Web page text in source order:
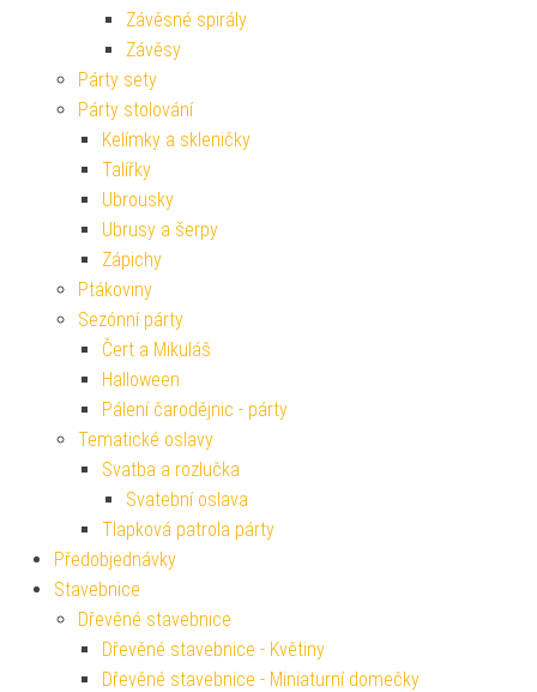
Závěsné spirály
Závěsy
Párty sety
Párty stolování
Kelímky a skleničky
Talířky
Ubrousky
Ubrusy a šerpy
Zápichy
Ptákoviny
Sezónní párty
Čert a Mikuláš
Halloween
Pálení čarodějnic - párty
Tematické oslavy
Svatba a rozlučka
Svatební oslava
Tlapková patrola párty
Předobjednávky
Stavebnice
Dřevěné stavebnice
Dřevěné stavebnice - Květiny
Dřevěné stavebnice - Miniaturní domečky